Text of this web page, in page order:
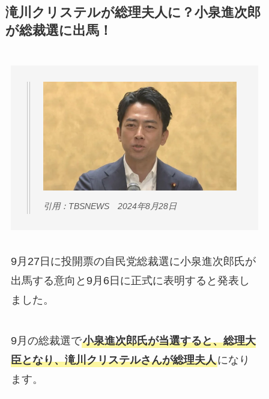
滝川クリステルが総理夫人に？小泉進次郎
が総裁選に出馬！
引用：TBSNEWS 2024年8月28日
9月27日に投開票の自民党総裁選に小泉進次郎氏が
出馬する意向と9月6日に正式に表明すると発表し
ました。
9月の総裁選で小泉進次郎氏が当選すると、総理大
臣となり、滝川クリステルさんが総理夫人になり
ます。